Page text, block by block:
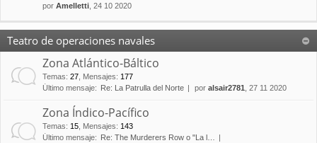
por Amelletti , 24 10 2020
Teatro de operaciones navales
Zona Atlántico-Báltico
Temas: 27 Mensajes: 177
Último mensaje:
Re: La Patrulla del Norte por alsair2781 , 27 11 2020
Zona Índico-Pacífico
Temas: 15 Mensajes: 143
Último mensaje:
Re: The Murderers Row o "La l…